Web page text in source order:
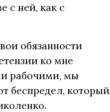
с ней, как с
обязанности
ко мне
рабочими, мы
беспредел, который